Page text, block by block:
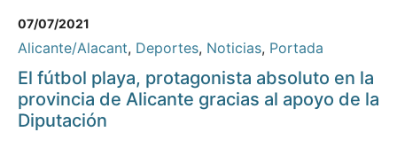
07/07/2021
Alicante/Alacant, Deportes, Noticias, Portada
El fútbol playa, protagonista absoluto en la
provincia de Alicante gracias al apoyo de la
Diputación